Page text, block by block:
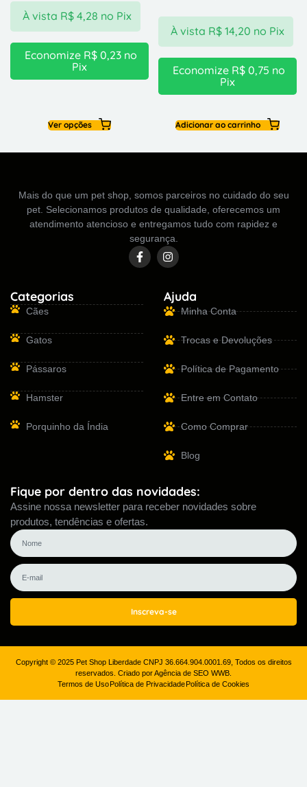
À vista R$4,28 no Pix
Economize R$ 0,23 no
Pix
Ver opções
À vista R$14,20 no Pix
Economize R$ 0,75 no
Pix
Adicionar ao carrinho
Mais do que um pet shop, somos parceiros no cuidado do seu
pet. Selecionamos produtos de qualidade, oferecemos um
atendimento atencioso e entregamos tudo com rapidez e
segurança.
Categorias
Cães
Gatos
Pássaros
Hamster
Porquinho da Índia
Ajuda
Minha Conta
Trocas e Devoluções
Política de Pagamento
Entre em Contato
Como Comprar
Blog
Fique por dentro das novidades:
Assine nossa newsletter para receber novidades sobre
produtos, tendências e ofertas.
Inscreva-se
Copyright © 2025 Pet Shop Liberdade CNPJ 36.664.904.0001.69, Todos os direitos
reservados. Criado por Agência de SEO WWB.
Termos de UsoPolítica de PrivacidadePolítica de Cookies